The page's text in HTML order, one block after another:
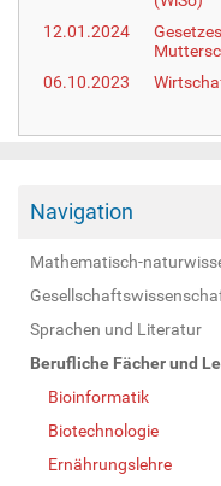
12.01.2024
06.10.2023
Navigation
Mathematisch-
Sprachen und Literatur
Berufliche Fächer und
Bioinformatik
Biotechnologie
Ernährungslehre